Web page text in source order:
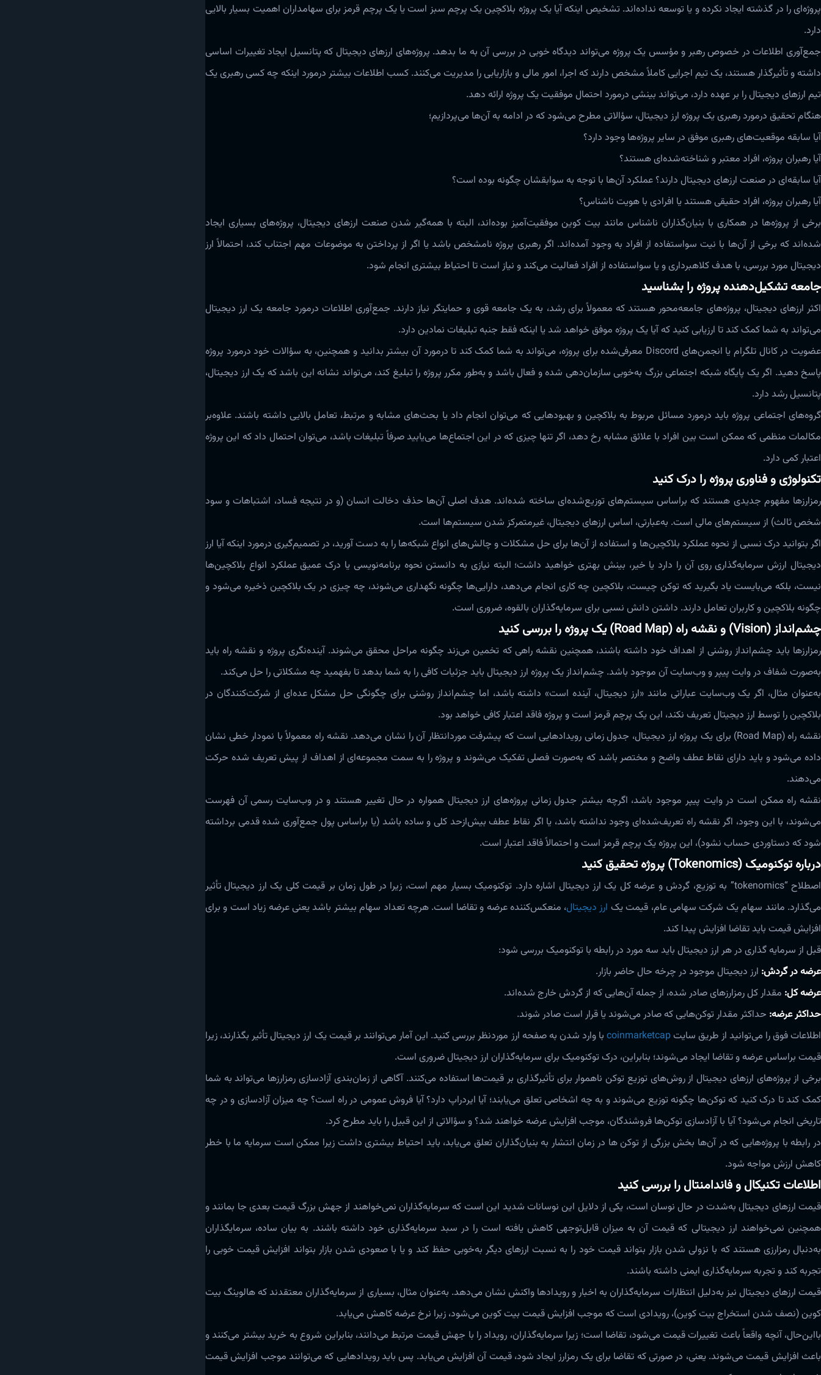
پروژه‌ای را در گذشته ایجاد نکرده و یا توسعه نداده‌اند‌‌‌. تشخیص اینکه آیا یک پروژه بلاکچین یک پرچم سبز است یا یک پرچم قرمز برای سهامداران اهمیت بسیار بالایی
دارد‌‌‌.
جمع‌آوری اطلاعات در خصوص رهبر و مؤسس یک پروژه‌ می‌تواند دیدگاه خوبی در بررسی آن به ما بدهد‌‌‌. پروژه‌های ارزهای دیجیتال که پتانسیل ایجاد تغییرات اساسی
داشته و تأثیرگذار هستند، یک تیم اجرایی کاملاً مشخص دارند که اجرا، امور مالی و بازاریابی را مدیریت می‌کنند‌‌‌. کسب اطلاعات بیشتر ‌‌‌درمورد اینکه چه کسی رهبری یک
تیم ارزهای دیجیتال را بر عهده دارد،‌ می‌تواند بینشی ‌‌‌درمورد احتمال موفقیت یک پروژه ارائه دهد‌‌‌.
هنگام تحقیق ‌‌‌درمورد رهبری یک پروژه ارز دیجیتال، سؤالاتی مطرح‌‌‌ می‌شود که در ادامه به آن‌ها می‌پردازیم؛
آیا سابقه موقعیت‌‌های رهبری موفق در سایر پروژه‌‌ها وجود دارد؟
آیا رهبران پروژه، افراد معتبر و شناخته‌شده‌ای هستند؟
آیا سابقه‌ای در صنعت ارزهای دیجیتال دارند؟ عملکرد آن‌ها با توجه به سوابقشان چگونه بوده است؟
آیا رهبران پروژه، افراد حقیقی هستند یا افرادی با هویت ناشناس؟
برخی از پروژه‌‌ها در همکاری با بنیان‌گذاران ناشناس مانند بیت کوین موفقیت‌آمیز بوده‌اند، البته با همه‌گیر شدن صنعت ارزهای دیجیتال، پروژه‌‌های بسیاری ایجاد
شده‌‌‌اند که برخی از آن‌ها با نیت سواستفاده از افراد به وجود آمده‌اند‌‌‌. اگر رهبری پروژه نامشخص باشد یا اگر از پرداختن به موضوعات مهم اجتناب کند، احتمالاً ارز
دیجیتال مورد بررسی، با هدف کلاهبرداری و یا سواستفاده از افراد فعالیت می‌کند و نیاز است تا احتیاط بیشتری انجام شود‌‌‌.
جامعه تشکیل‌دهنده پروژه را بشناسید
اکثر ارزهای دیجیتال، پروژه‌های جامعه‌محور هستند که معمولاً برای رشد، به یک جامعه قوی و حمایتگر نیاز دارند‌‌‌. جمع‌آوری اطلاعات ‌‌‌درمورد جامعه یک ارز دیجیتال‌
می‌تواند به شما کمک کند تا ارزیابی کنید که آیا یک پروژه موفق خواهد شد یا اینکه فقط جنبه تبلیغات نمادین دارد‌‌‌.
عضویت در کانال تلگرام یا انجمن‌‌های Discord معرفی‌شده‌ برای پروژه،‌ می‌تواند به شما کمک کند تا ‌‌‌درمورد آن بیشتر بدانید و همچنین، به سؤالات خود ‌‌‌درمورد پروژه
پاسخ دهید‌‌‌. اگر یک پایگاه شبکه اجتماعی بزرگ به‌خوبی سازمان‌دهی شده و فعال باشد و ‌به‌طور مکرر پروژه را تبلیغ کند،‌ می‌تواند نشانه این باشد که یک ارز دیجیتال،
پتانسیل رشد دارد‌‌‌.
گروه‌‌های اجتماعی پروژه باید ‌‌‌درمورد مسائل مربوط به بلاکچین و بهبودهایی که می‌توان انجام داد یا بحث‌های مشابه و مرتبط، تعامل بالایی داشته باشند. علاوه‌بر
مکالمات منظمی که ممکن است بین افراد با علائق مشابه رخ دهد، اگر تنها چیزی که در این اجتماع‌‌ها می‌یابید صرفاً تبلیغات باشد، می‌توان احتمال داد که این پروژه
اعتبار کمی دارد‌‌‌.
تکنولوژی و فناوری پروژه را درک کنید
رمزارزها مفهوم جدیدی هستند که براساس سیستم‌‌های توزیع‌شده‌ای ساخته شده‌اند‌‌‌. هدف اصلی آن‌ها حذف دخالت انسان (و در نتیجه فساد، اشتباهات و سود
شخص ثالث) از سیستم‌‌های مالی است. به‌عبارتی، اساس ارزهای دیجیتال، غیرمتمرکز شدن سیستم‌‌ها است‌‌‌.
اگر بتوانید درک نسبی از نحوه عملکرد بلاکچین‌‌ها و استفاده از آن‌ها برای حل مشکلات و چالش‌‌های انواع شبکه‌‌ها را به دست آورید، در تصمیم‌گیری ‌‌‌درمورد اینکه آیا ارز
دیجیتال ارزش سرمایه‌گذاری روی آن را دارد یا خیر، بینش بهتری خواهید داشت‌‌‌؛ البته نیازی به دانستن نحوه برنامه‌نویسی یا درک عمیق عملکرد انواع بلاکچین‌‌ها
نیست، بلکه می‌بایست یاد بگیرید که توکن چیست، بلاکچین چه کاری انجام می‌دهد، دارایی‌‌ها چگونه نگهداری می‌شوند، چه چیزی در یک بلاکچین ذخیره می‌شود و
چگونه بلاکچین و کاربران تعامل دارند‌‌‌. داشتن دانش نسبی برای سرمایه‌گذاران بالقوه، ضروری است‌‌‌.
چشم‌انداز (Vision) و نقشه راه (Road Map) یک پروژه را بررسی کنید
رمزارزها باید چشم‌انداز روشنی از اهداف خود داشته باشند، همچنین نقشه راهی که تخمین‌ می‌زند چگونه مراحل محقق‌ می‌شوند‌‌‌. آینده‌نگری پروژه و نقشه راه باید
‌به‌صورت شفاف در وایت پیپر و وب‌سایت آن موجود باشد‌‌‌. چشم‌انداز یک پروژه ارز دیجیتال باید جزئیات کافی را به شما بدهد تا بفهمید چه مشکلاتی را حل‌ می‌کند‌‌‌.
‌به‌عنوان مثال، اگر یک وب‌سایت عباراتی مانند «ارز دیجیتال، آینده است» داشته باشد، اما چشم‌انداز روشنی برای چگونگی حل مشکل عده‌ای از شرکت‌کنندگان در
بلاکچین را توسط ارز دیجیتال تعریف نکند، این یک پرچم قرمز است و پروژه فاقد اعتبار کافی خواهد بود‌‌‌.
نقشه راه (Road Map) برای یک پروژه ارز دیجیتال، جدول زمانی رویدادهایی است که پیشرفت موردانتظار آن را نشان‌ می‌دهد‌‌‌. نقشه راه معمولاً با نمودار خطی نشان
داده می‌شود و باید دارای نقاط عطف واضح و مختصر باشد که ‌به‌صورت فصلی تفکیک‌ می‌شوند و پروژه را به سمت مجموعه‌ای از اهداف از پیش تعریف شده حرکت‌
می‌دهند‌‌‌.
نقشه راه ممکن است در وایت پیپر موجود باشد، اگرچه بیشتر جدول زمانی پروژه‌‌های ارز دیجیتال همواره در حال تغییر هستند و در وب‌سایت رسمی آن فهرست
می‌شوند، با این وجود، اگر نقشه راه تعریف‌شده‌ای وجود نداشته باشد، یا اگر نقاط عطف بیش‌ازحد کلی و ساده باشد (یا براساس پول جمع‌آوری شده قدمی برداشته
شود که دستاوردی حساب نشود)، این پروژه یک پرچم قرمز است و احتمالاً فاقد اعتبار است‌‌‌.
درباره‌ توکنومیک (Tokenomics) پروژه تحقیق کنید
اصطلاح “tokenomics” به توزیع، گردش و عرضه کل یک ارز دیجیتال اشاره دارد‌‌‌. توکنومیک بسیار مهم است، زیرا در طول زمان بر قیمت کلی یک ارز دیجیتال تأثیر‌
می‌گذارد‌‌‌. مانند سهام یک شرکت سهامی عام، قیمت یک ارز دیجیتال، منعکس‌کننده عرضه و تقاضا است‌‌‌. هرچه تعداد سهام بیشتر باشد یعنی عرضه زیاد است و برای
افزایش قیمت باید تقاضا افزایش پیدا کند‌‌‌.
قبل از سرمایه گذاری در هر ارز دیجیتال باید سه مورد در رابطه با توکنومیک بررسی شود:
عرضه در گردش: ارز دیجیتال موجود در چرخه حال حاضر بازار.
عرضه کل: مقدار کل رمزارزهای صادر شده، از جمله آن‌هایی که از گردش خارج شده‌اند.
حداکثر عرضه: حداکثر مقدار توکن‌‌هایی که صادر‌‌‌ می‌شوند یا قرار است صادر شوند‌‌‌.
اطلاعات فوق را می‌توانید از طریق سایتcoinmarketcap‌‌‌با وارد شدن به صفحه ارز موردنظر بررسی کنید‌‌‌. این آمار می‌توانند بر قیمت یک ارز دیجیتال تأثیر بگذارند، زیرا
قیمت براساس عرضه و تقاضا ایجاد می‌شوند؛ بنابراین، درک توکنومیک برای سرمایه‌گذاران ارز دیجیتال ضروری است‌‌‌.
برخی از پروژه‌های ارزهای دیجیتال از روش‌های توزیع توکن ناهموار برای تأثیرگذاری بر قیمت‌ها استفاده می‌کنند‌‌‌. آگاهی از زمان‌بندی آزادسازی رمزارزها می‌تواند به شما
کمک کند تا درک کنید که توکن‌ها چگونه توزیع می‌شوند و به چه اشخاصی تعلق‌ می‌یابند؛ آيا ایردراپ دارد؟ آیا فروش عمومی در راه است؟ چه میزان آزادسازی و در چه
تاریخی انجام می‌شود؟ آیا با آزادسازی توکن‌‌ها فروشندگان، موجب افزایش عرضه خواهند شد؟ و سؤالاتی از این قبیل را باید مطرح کرد‌‌‌.
در رابطه با پروژه‌‌هایی که در آن‌‌ها بخش بزرگی از توکن ها در زمان انتشار به بنیان‌گذاران تعلق‌ می‌یابد، باید احتیاط بیشتری داشت زیرا ممکن است سرمایه ما با خطر
کاهش ارزش مواجه شود‌‌‌.
اطلاعات تکنیکال و فاندامنتال را بررسی کنید
قیمت ارزهای دیجیتال به‌شدت در حال نوسان است، یکی از دلایل این نوسانات شدید این است که سرمایه‌گذاران نمی‌خواهند از جهش بزرگ قیمت بعدی جا بمانند و
همچنین نمی‌خواهند ارز دیجیتالی که قیمت آن به میزان قابل‌توجهی کاهش یافته است را در سبد سرمایه‌گذاری خود داشته باشند. به بیان ساده، سرمایگذاران
به‌دنبال رمزارزی هستند که با نزولی شدن بازار بتواند قیمت خود را به نسبت ارزهای دیگر به‌خوبی حفظ کند و یا با صعودی شدن بازار بتواند افزایش قیمت خوبی را
تجربه کند و تجربه سرمایه‌گذاری ایمنی داشته باشند‌‌‌.
قیمت ارزهای دیجیتال نیز به‌دلیل انتظارات سرمایه‌گذاران به اخبار و رویدادها واکنش نشان می‌دهد‌‌‌. ‌به‌عنوان مثال، بسیاری از سرمایه‌گذاران معتقدند که هالوینگ بیت
کوین (نصف شدن استخراج بیت کوین)، رویدادی است که موجب افزایش قیمت بیت کوین‌ می‌شود، زیرا نرخ عرضه کاهش‌ می‌یابد‌‌‌.
بااین‌حال، آنچه واقعاً باعث تغییرات قیمت می‌شود، تقاضا است؛ زیرا سرمایه‌گذاران، رویداد را با جهش قیمت مرتبط می‌دانند، بنابراین شروع به خرید بیشتر می‌کنند و
باعث افزایش قیمت می‌شوند. یعنی، در صورتی که تقاضا برای یک رمزارز ایجاد شود، قیمت آن افزایش‌ می‌یابد. پس باید رویدادهایی که می‌توانند موجب افزایش قیمت